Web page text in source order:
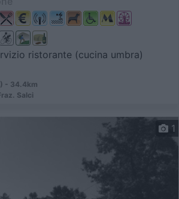
ristorante (cucina umbra)
- 34.4km
Salci
1